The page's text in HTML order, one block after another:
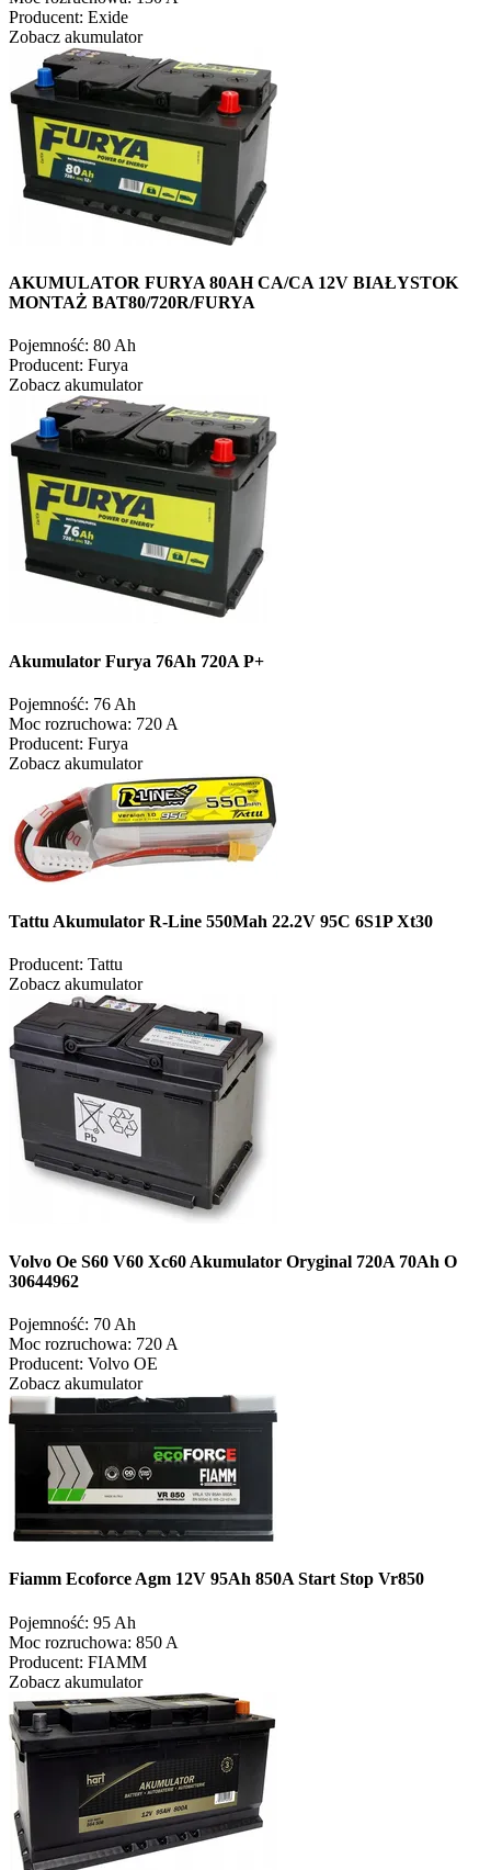
Producent: Exide
Zobacz akumulator
AKUMULATOR FURYA 80AH CA/CA 12V BIAŁYSTOK
MONTAŻ BAT80/720R/FURYA
Pojemność: 80 Ah
Producent: Furya
Zobacz akumulator
Akumulator Furya 76Ah 720A P+
Pojemność: 76 Ah
Moc rozruchowa: 720 A
Producent: Furya
Zobacz akumulator
Tattu Akumulator R-Line 550Mah 22.2V 95C 6S1P Xt30
Producent: Tattu
Zobacz akumulator
Volvo Oe S60 V60 Xc60 Akumulator Oryginal 720A 70Ah O
30644962
Pojemność: 70 Ah
Moc rozruchowa: 720 A
Producent: Volvo OE
Zobacz akumulator
Fiamm Ecoforce Agm 12V 95Ah 850A Start Stop Vr850
Pojemność: 95 Ah
Moc rozruchowa: 850 A
Producent: FIAMM
Zobacz akumulator